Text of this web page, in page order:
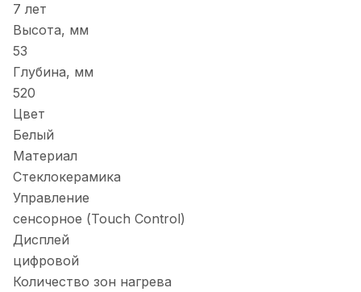
7 лет
Высота, мм
53
Глубина, мм
520
Цвет
Белый
Материал
Стеклокерамика
Управление
сенсорное (Touch Control)
Дисплей
цифровой
Количество зон нагрева